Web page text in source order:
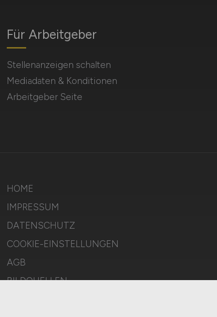
Für Arbeitgeber
Stellenanzeigen schalten
Mediadaten & Konditionen
Arbeitgeber Seite
HOME
IMPRESSUM
DATENSCHUTZ
COOKIE-EINSTELLUNGEN
AGB
BILDQUELLEN